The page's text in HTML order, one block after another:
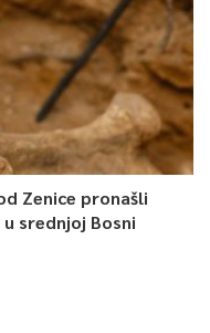
Zenice pronašli
srednjoj Bosni